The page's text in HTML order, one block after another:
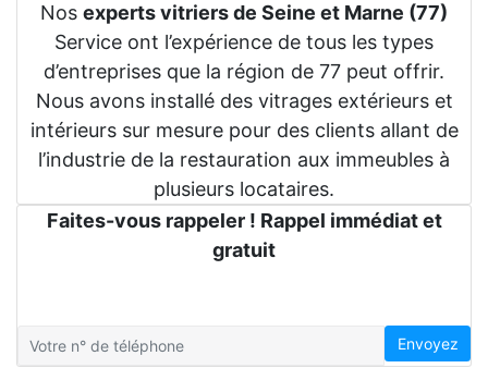
Nos experts vitriers de Seine et Marne (77)
Service ont l’expérience de tous les types
d’entreprises que la région de 77 peut offrir.
Nous avons installé des vitrages extérieurs et
intérieurs sur mesure pour des clients allant de
l’industrie de la restauration aux immeubles à
plusieurs locataires.
Faites-vous rappeler ! Rappel immédiat et
gratuit
Envoyez